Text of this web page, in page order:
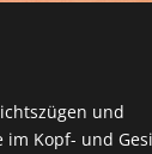
und
Kopf- und